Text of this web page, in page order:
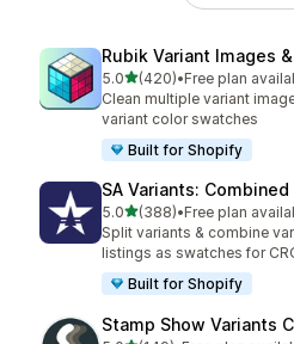
Rubik Variant Images
5.0별 5개 중
(420)
총 리뷰 420개
•Free plan
Clean multiple variant
variant color swatches
Built for Shopify
SA Variants:
5.0별 5개 중
(388)
총 리뷰 388개
•Free plan
Split variants & combine
listings as swatches for
Built for Shopify
Stamp Show Variants